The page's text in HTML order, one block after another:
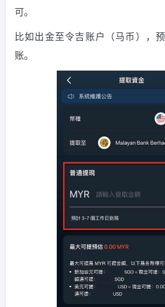
可。
比如出金至令吉账户（马币），
账。